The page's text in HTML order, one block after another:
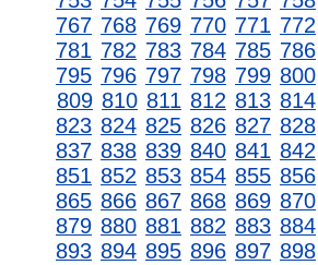
767 768 769 770 771 772
781 782 783 784 785 786
795 796 797 798 799 800
809 810 811 812 813 814
823 824 825 826 827 828
837 838 839 840 841 842
851 852 853 854 855 856
865 866 867 868 869 870
879 880 881 882 883 884
893 894 895 896 897 898